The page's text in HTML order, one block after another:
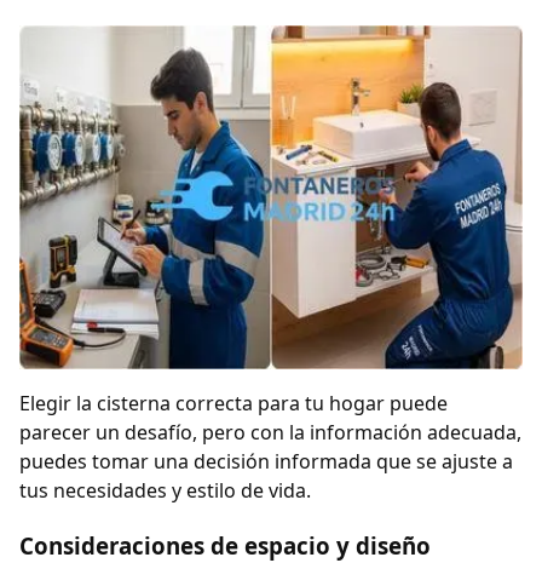
Elegir la cisterna correcta para tu hogar puede
parecer un desafío, pero con la información adecuada,
puedes tomar una decisión informada que se ajuste a
tus necesidades y estilo de vida.
Consideraciones de espacio y diseño